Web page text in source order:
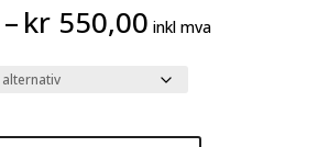
–kr550,00Prisområde:
kr 269,00
til
kr 550,00
inkl mva